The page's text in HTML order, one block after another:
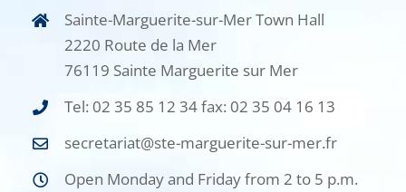
Sainte-Marguerite-sur-Mer Town Hall
2220 Route de la Mer
76119 Sainte Marguerite sur Mer
Tel: 02 35 85 12 34 fax: 02 35 04 16 13
secretariat@ste-marguerite-sur-mer.fr
Open Monday and Friday from 2 to 5 p.m.